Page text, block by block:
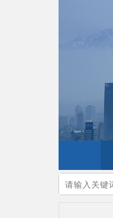
您的当前位置：首页